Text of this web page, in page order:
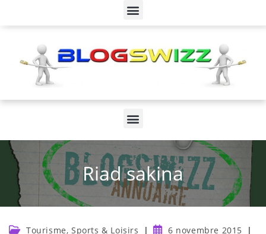
Riad sakina
Tourisme, Sports & Loisirs
6 novembre 2015